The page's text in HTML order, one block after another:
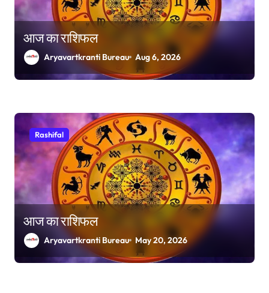
आज का राशिफल
Aryavartkranti Bureau Aug 6, 2026
Rashifal
आज का राशिफल
Aryavartkranti Bureau May 20, 2026